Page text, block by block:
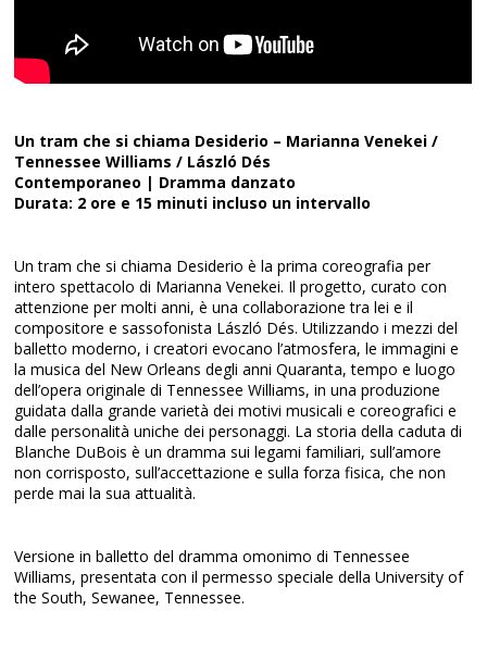
Un tram che si chiama Desiderio – Marianna Venekei /
Tennessee Williams / László Dés
Contemporaneo | Dramma danzato
Durata: 2 ore e 15 minuti incluso un intervallo
Un tram che si chiama Desiderio è la prima coreografia per
intero spettacolo di Marianna Venekei. Il progetto, curato con
attenzione per molti anni, è una collaborazione tra lei e il
compositore e sassofonista László Dés. Utilizzando i mezzi del
balletto moderno, i creatori evocano l’atmosfera, le immagini e
la musica del New Orleans degli anni Quaranta, tempo e luogo
dell’opera originale di Tennessee Williams, in una produzione
guidata dalla grande varietà dei motivi musicali e coreografici e
dalle personalità uniche dei personaggi. La storia della caduta di
Blanche DuBois è un dramma sui legami familiari, sull’amore
non corrisposto, sull’accettazione e sulla forza fisica, che non
perde mai la sua attualità.
Versione in balletto del dramma omonimo di Tennessee
Williams, presentata con il permesso speciale della University of
the South, Sewanee, Tennessee.